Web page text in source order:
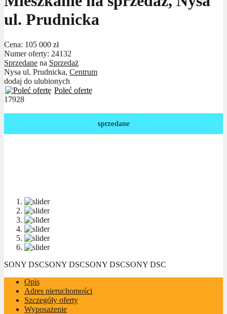
ul. Prudnicka
Cena: 105 000 zł
Numer oferty: 24132
Sprzedane na Sprzedaż
Nysa ul. Prudnicka, Centrum
dodaj do ulubionych
Poleć ofertę
17928
sprzedane
SONY DSCSONY DSCSONY DSCSONY DSC
Opis
Adres nieruchomości
Szczegóły oferty
Wyposażenie